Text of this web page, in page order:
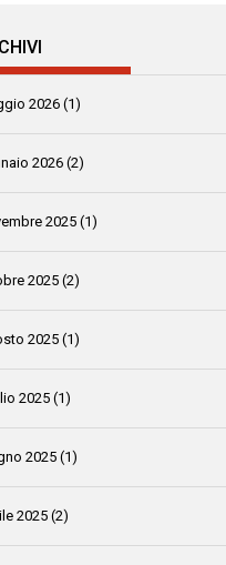
2026 (1)
2026 (2)
2025(1)
2025(2)
2025 (1)
2025(1)
2025(1)
2025 (2)